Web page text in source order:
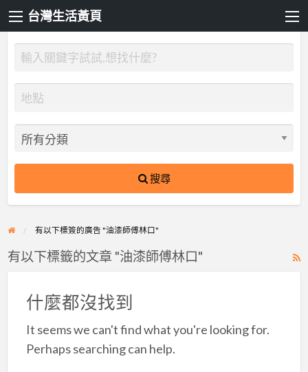
台灣生活黃頁
搜尋
有以下標簽的廣告 "油漆師傅林口"
有以下標籤的文章 "油漆師傅林口"
什麼都沒找到
It seems we can't find what you're looking for.
Perhaps searching can help.